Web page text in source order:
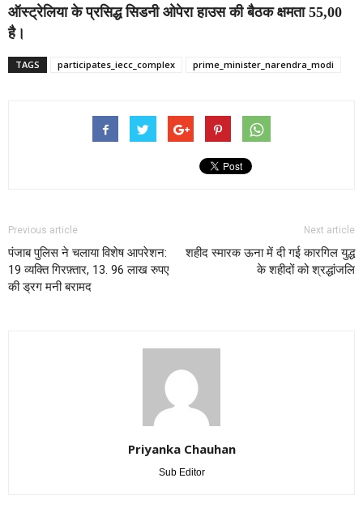
ऑस्ट्रेलिया के प्रसिद्ध सिडनी ओपेरा हाउस की बैठक क्षमता 55,00
है।
TAGS participates_iecc_complex prime_minister_narendra_modi
Previous article
पंजाब पुलिस ने चलाया विशेष आपरेशन:
19 व्यक्ति गिरफ़्तार, 13. 96 लाख रुपए
की ड्रग मनी बरामद
Next article
शहीद स्मारक ऊना में दी गई कारगिल युद्ध
के शहीदों को श्रद्धांजलि
Priyanka Chauhan
Sub Editor